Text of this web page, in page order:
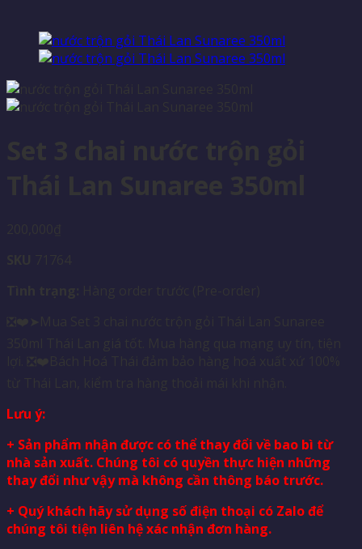
Lưu ý:
+ Sản phẩm nhận được có thể thay đổi về bao bì từ
nhà sản xuất. Chúng tôi có quyền thực hiện những
thay đổi như vậy mà không cần thông báo trước.
+ Quý khách hãy sử dụng số điện thoại có Zalo để
chúng tôi tiện liên hệ xác nhận đơn hàng.